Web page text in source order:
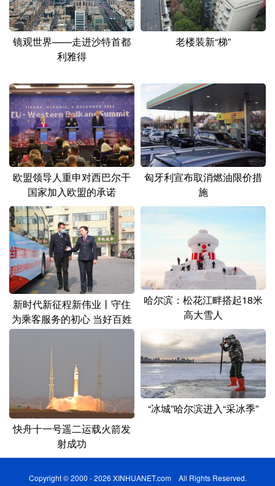
陕西 甘肃 青海 宁夏
新疆 内蒙古 黑龙江
多语种频道
English Español Français عربى
Русский язык 日本語 한국어
Deutsch Português
镜观世界——走进沙特首都
利雅得
老楼装新“梯”
欧盟领导人重申对西巴尔干
国家加入欧盟的承诺
匈牙利宣布取消燃油限价措
施
新时代新征程新伟业丨守住
为乘客服务的初心 当好百姓
的“专职司机”
哈尔滨：松花江畔搭起18米
高大雪人
快舟十一号遥二运载火箭发
射成功
“冰城”哈尔滨进入“采冰季”
Copyright © 2000 - 2026 XINHUANET.com All Rights Reserved.